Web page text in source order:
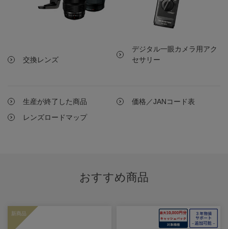
交換レンズ
デジタル一眼カメラ用アク
セサリー
生産が終了した商品
価格／JANコード表
レンズロードマップ
おすすめ商品